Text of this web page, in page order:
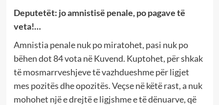
Deputetët: jo amnistisë penale, po pagave të
veta!…
Amnistia penale nuk po miratohet, pasi nuk po
bëhen dot 84 vota në Kuvend. Kuptohet, për shkak
të mosmarrveshjeve të vazhdueshme për ligjet
mes pozitës dhe opozitës. Veçse në këtë rast, a nuk
mohohet një e drejtë e ligjshme e të dënuarve, që